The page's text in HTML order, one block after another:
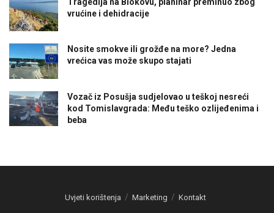
Tragedija na Biokovu, planinar preminuo zbog
vrućine i dehidracije
Nosite smokve ili grožđe na more? Jedna
vrećica vas može skupo stajati
Vozač iz Posušja sudjelovao u teškoj nesreći
kod Tomislavgrada: Među teško ozlijeđenima i
beba
Uvjeti korištenja Marketing Kontakt